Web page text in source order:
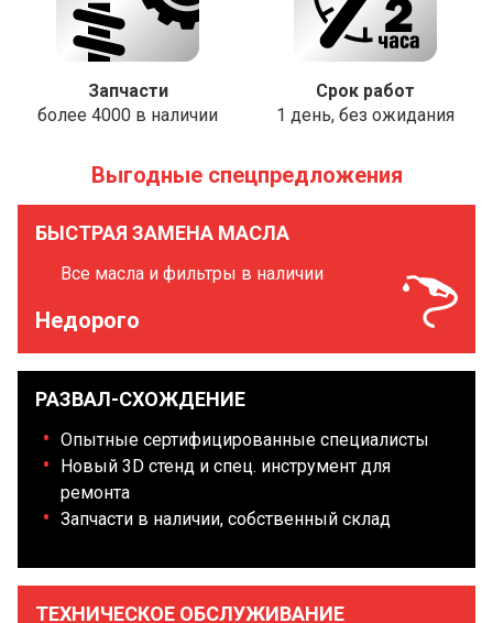
Запчасти
более 4000 в наличии
Срок работ
1 день, без ожидания
Выгодные спецпредложения
БЫСТРАЯ ЗАМЕНА МАСЛА
Все масла и фильтры в наличии
Недорого
РАЗВАЛ-СХОЖДЕНИЕ
Опытные сертифицированные специалисты
Новый 3D стенд и спец. инструмент для
ремонта
Запчасти в наличии, собственный склад
ТЕХНИЧЕСКОЕ ОБСЛУЖИВАНИЕ